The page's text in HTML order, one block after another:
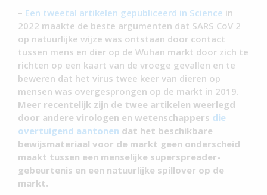
– Een tweetal artikelen gepubliceerd in Science in
2022 maakte de beste argumenten dat SARS CoV 2
op natuurlijke wijze was ontstaan door contact
tussen mens en dier op de Wuhan markt door zich te
richten op een kaart van de vroege gevallen en te
beweren dat het virus twee keer van dieren op
mensen was overgesprongen op de markt in 2019.
Meer recentelijk zijn de twee artikelen weerlegd
door andere virologen en wetenschappers die
overtuigend aantonen dat het beschikbare
bewijsmateriaal voor de markt geen onderscheid
maakt tussen een menselijke superspreader-
gebeurtenis en een natuurlijke spillover op de
markt.